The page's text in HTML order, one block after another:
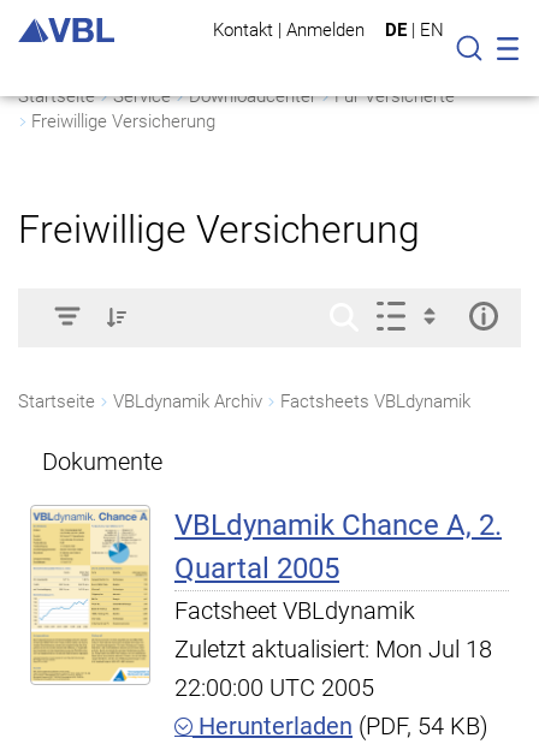
Kontakt | Anmelden DE | EN
Suche
Startseite Service Downloadcenter
Für Versicherte
Freiwillige Versicherung
Freiwillige Versicherung
Startseite VBLdynamik Archiv Factsheets VBLdynamik
Dokumente
VBLdynamik Chance A, 2.
Quartal 2005
Factsheet VBLdynamik
Zuletzt aktualisiert: Mon Jul 18
22:00:00 UTC 2005
Herunterladen (PDF, 54 KB)